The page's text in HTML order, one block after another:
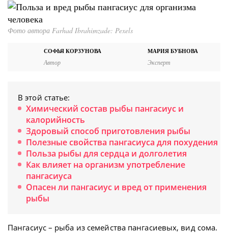
Фото автора Farhad Ibrahimzade: Pexels
СОФЬЯ КОРЗУНОВА
Автор
МАРИЯ БУБНОВА
Эксперт
В этой статье:
Химический состав рыбы пангасиус и
калорийность
Здоровый способ приготовления рыбы
Полезные свойства пангасиуса для похудения
Польза рыбы для сердца и долголетия
Как влияет на организм употребление
пангасиуса
Опасен ли пангасиус и вред от применения
рыбы
Пангасиус – рыба из семейства пангасиевых, вид сома.